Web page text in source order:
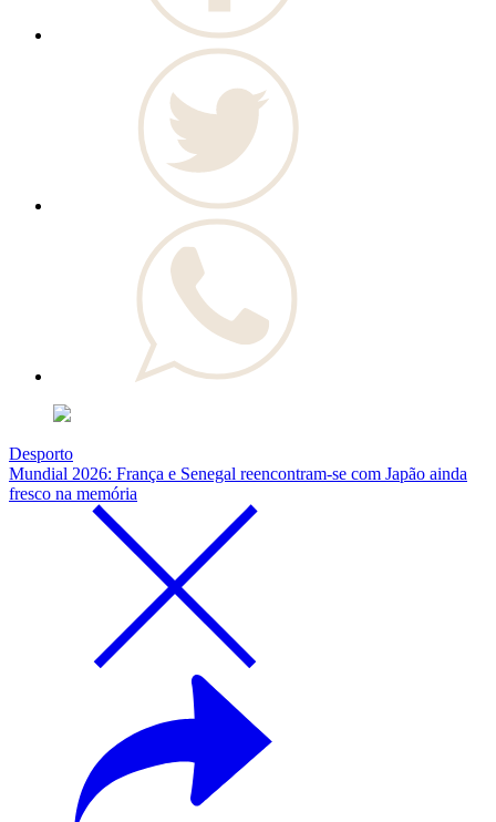
Desporto
Mundial 2026: França e Senegal reencontram-se com Japão ainda
fresco na memória